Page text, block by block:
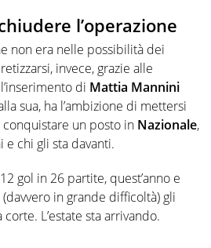
l’operazione
non era nelle possibilità dei
invece, grazie alle
di Mattia Mannini
sua, ha l’ambizione di mettersi
un posto in Nazionale,
e chi gli sta davanti.
gol in 26 partite, quest’anno e
(davvero in grande difficoltà) gli
L’estate sta arrivando.